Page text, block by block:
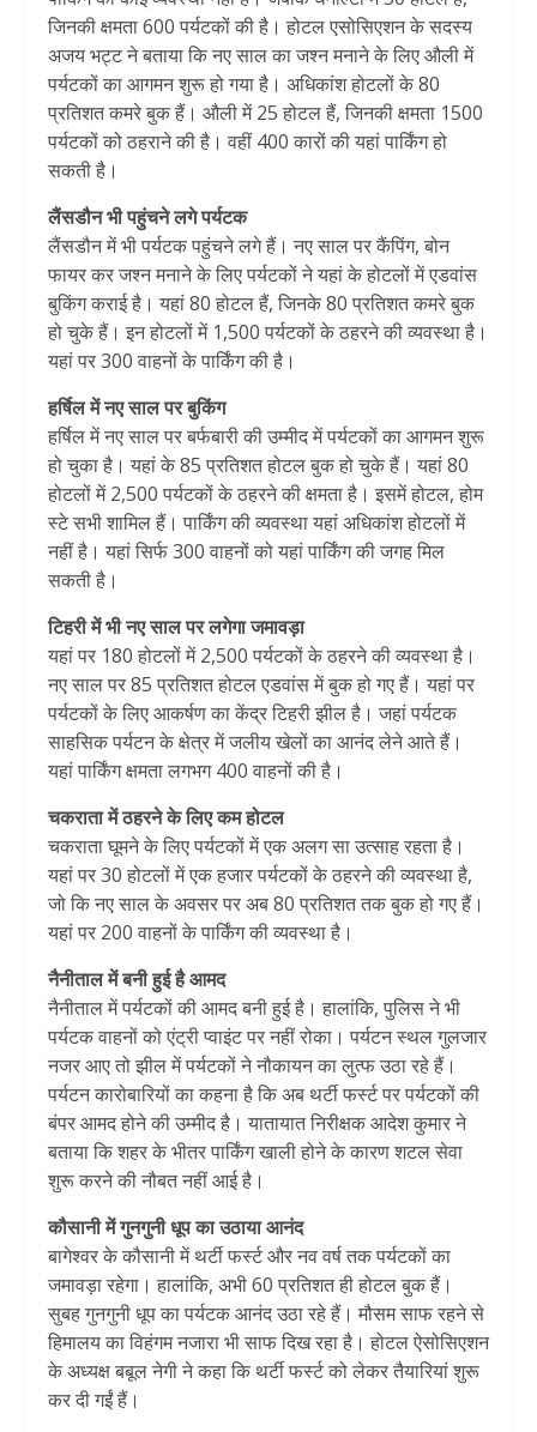
जिनकी क्षमता 600 पर्यटकों की है। होटल एसोसिएशन के सदस्य
अजय भट्ट ने बताया कि नए साल का जश्न मनाने के लिए औली में
पर्यटकों का आगमन शुरू हो गया है। अधिकांश होटलों के 80
प्रतिशत कमरे बुक हैं। औली में 25 होटल हैं, जिनकी क्षमता 1500
पर्यटकों को ठहराने की है। वहीं 400 कारों की यहां पार्किंग हो
सकती है।
लैंसडौन भी पहुंचने लगे पर्यटक
लैंसडौन में भी पर्यटक पहुंचने लगे हैं। नए साल पर कैंपिंग, बोन
फायर कर जश्न मनाने के लिए पर्यटकों ने यहां के होटलों में एडवांस
बुकिंग कराई है। यहां 80 होटल हैं, जिनके 80 प्रतिशत कमरे बुक
हो चुके हैं। इन होटलों में 1,500 पर्यटकों के ठहरने की व्यवस्था है।
यहां पर 300 वाहनों के पार्किंग की है।
हर्षिल में नए साल पर बुकिंग
हर्षिल में नए साल पर बर्फबारी की उम्मीद में पर्यटकों का आगमन शुरू
हो चुका है। यहां के 85 प्रतिशत होटल बुक हो चुके हैं। यहां 80
होटलों में 2,500 पर्यटकों के ठहरने की क्षमता है। इसमें होटल, होम
स्टे सभी शामिल हैं। पार्किंग की व्यवस्था यहां अधिकांश होटलों में
नहीं है। यहां सिर्फ 300 वाहनों को यहां पार्किंग की जगह मिल
सकती है।
टिहरी में भी नए साल पर लगेगा जमावड़ा
यहां पर 180 होटलों में 2,500 पर्यटकों के ठहरने की व्यवस्था है।
नए साल पर 85 प्रतिशत होटल एडवांस में बुक हो गए हैं। यहां पर
पर्यटकों के लिए आकर्षण का केंद्र टिहरी झील है। जहां पर्यटक
साहसिक पर्यटन के क्षेत्र में जलीय खेलों का आनंद लेने आते हैं।
यहां पार्किंग क्षमता लगभग 400 वाहनों की है।
चकराता में ठहरने के लिए कम होटल
चकराता घूमने के लिए पर्यटकों में एक अलग सा उत्साह रहता है।
यहां पर 30 होटलों में एक हजार पर्यटकों के ठहरने की व्यवस्था है,
जो कि नए साल के अवसर पर अब 80 प्रतिशत तक बुक हो गए हैं।
यहां पर 200 वाहनों के पार्किंग की व्यवस्था है।
नैनीताल में बनी हुई है आमद
नैनीताल में पर्यटकों की आमद बनी हुई है। हालांकि, पुलिस ने भी
पर्यटक वाहनों को एंट्री प्वाइंट पर नहीं रोका। पर्यटन स्थल गुलजार
नजर आए तो झील में पर्यटकों ने नौकायन का लुत्फ उठा रहे हैं।
पर्यटन कारोबारियों का कहना है कि अब थर्टी फर्स्ट पर पर्यटकों की
बंपर आमद होने की उम्मीद है। यातायात निरीक्षक आदेश कुमार ने
बताया कि शहर के भीतर पार्किंग खाली होने के कारण शटल सेवा
शुरू करने की नौबत नहीं आई है।
कौसानी में गुनगुनी धूप का उठाया आनंद
बागेश्वर के कौसानी में थर्टी फर्स्ट और नव वर्ष तक पर्यटकों का
जमावड़ा रहेगा। हालांकि, अभी 60 प्रतिशत ही होटल बुक हैं।
सुबह गुनगुनी धूप का पर्यटक आनंद उठा रहे हैं। मौसम साफ रहने से
हिमालय का विहंगम नजारा भी साफ दिख रहा है। होटल ऐसोसिएशन
के अध्यक्ष बबूल नेगी ने कहा कि थर्टी फर्स्ट को लेकर तैयारियां शुरू
कर दी गईं हैं।